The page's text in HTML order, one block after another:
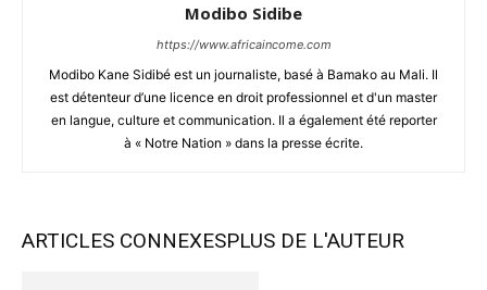
Modibo Sidibe
https://www.africaincome.com
Modibo Kane Sidibé est un journaliste, basé à Bamako au Mali. Il
est détenteur d’une licence en droit professionnel et d'un master
en langue, culture et communication. Il a également été reporter
à « Notre Nation » dans la presse écrite.
ARTICLES CONNEXESPLUS DE L'AUTEUR